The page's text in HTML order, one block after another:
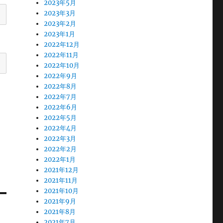
2023年5月
2023年3月
2023年2月
2023年1月
2022年12月
2022年11月
2022年10月
2022年9月
2022年8月
2022年7月
2022年6月
2022年5月
2022年4月
2022年3月
2022年2月
2022年1月
2021年12月
2021年11月
2021年10月
2021年9月
2021年8月